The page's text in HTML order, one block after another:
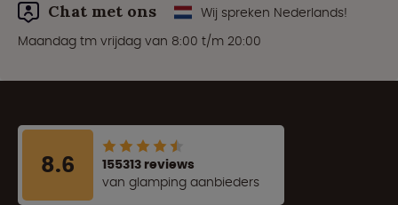
Chat met ons
Wij spreken Nederlands!
Maandag tm vrijdag van 8:00 t/m 20:00
8.6
155313 reviews
van glamping aanbieders